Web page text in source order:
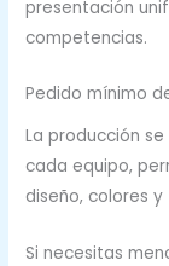
presentación
competencias.
Pedido mínimo
La producción
cada equipo,
diseño, colores y
Si necesitas